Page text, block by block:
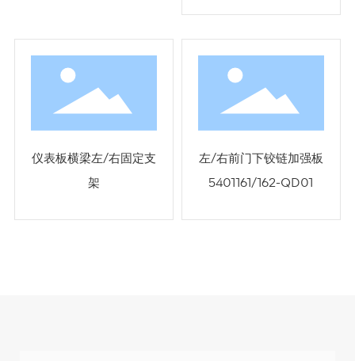
仪表板横梁左/右固定支
架
左/右前门下铰链加强板
5401161/162-QD01